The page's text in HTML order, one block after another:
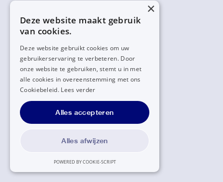
×
Deze website maakt gebruik
van cookies.
Deze website gebruikt cookies om uw
gebruikerservaring te verbeteren. Door
onze website te gebruiken, stemt u in met
alle cookies in overeenstemming met ons
Cookiebeleid. Lees verder
Alles accepteren
Alles afwijzen
POWERED BY COOKIE-SCRIPT